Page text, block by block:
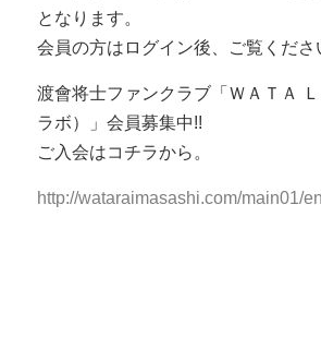
となります。
会員の方はログイン後、ご覧くださ
渡會将士ファンクラブ「ＷＡＴＡ
ラボ）」会員募集中!!
ご入会はコチラから。
http://wataraimasashi.com/main01/